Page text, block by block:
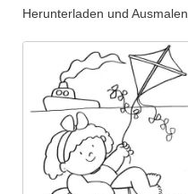
Herunterladen und Ausmalen